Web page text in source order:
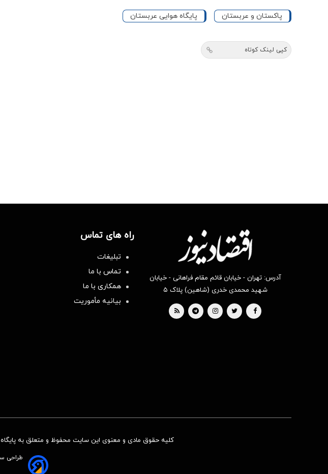
پاکستان و عربستان پایگاه هوایی عربستان
کپی لینک کوتاه
آدرس: تهران - خیابان قائم مقام فراهانی - خیابان
شهید محمدی خدری (شاهین) پلاک ۵
راه های تماس
تبلیغات
تماس با ما
همکاری با ما
بیانیه مأموریت
کلیه حقوق مادی و معنوی این سایت محفوظ و متعلق به پایگاه
طراحی